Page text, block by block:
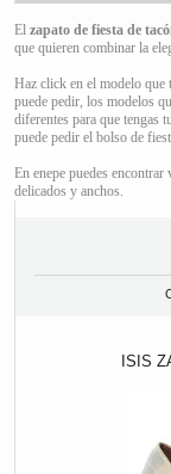
El zapato de fiesta de
que quieren combinar la
Haz click en el modelo que
puede pedir, los modelos
diferentes para que tengas
puede pedir el bolso de
En enepe puedes encontrar
delicados y anchos.
ISIS